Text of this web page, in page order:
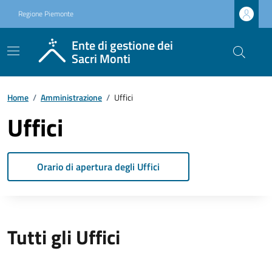
Regione Piemonte
Ente di gestione dei
Sacri Monti
Home / Amministrazione / Uffici
Uffici
Orario di apertura degli Uffici
Tutti gli Uffici